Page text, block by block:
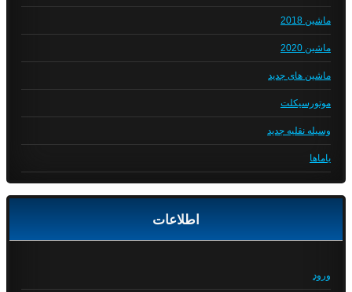
ماشین 2018
ماشین 2020
ماشین های جدید
موتورسیکلت
وسیله نقلیه جدید
یاماها
اطلاعات
ورود